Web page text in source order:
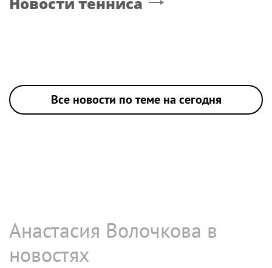
Все новости по теме на сегодня
Анастасия Волочкова в
новостях